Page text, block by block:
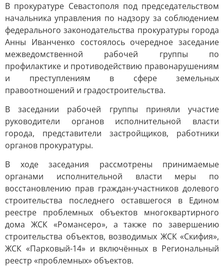
В прокуратуре Севастополя под председательством
начальника управления по надзору за соблюдением
федерального законодательства прокуратуры города
Анны Иванченко состоялось очередное заседание
межведомственной рабочей группы по
профилактике и противодействию правонарушениям
и преступлениям в сфере земельных
правоотношений и градостроительства.
В заседании рабочей группы приняли участие
руководители органов исполнительной власти
города, представители застройщиков, работники
органов прокуратуры.
В ходе заседания рассмотрены принимаемые
органами исполнительной власти меры по
восстановлению прав граждан-участников долевого
строительства последнего оставшегося в Едином
реестре проблемных объектов многоквартирного
дома ЖСК «Романсеро», а также по завершению
строительства объектов, возводимых ЖСК «Скифия»,
ЖСК «Парковый-14» и включённых в Региональный
реестр «проблемных» объектов.